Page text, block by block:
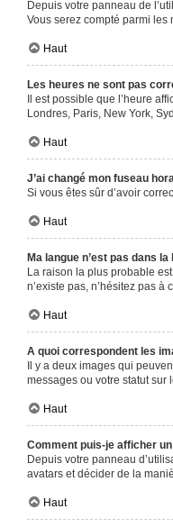
Depuis votre panneau de
Vous serez compté parmi les
Haut
Les heures ne sont pas
Il est possible que l’heure
Londres, Paris, New York,
Haut
J’ai changé mon fuseau
Si vous êtes sûr d’avoir
Haut
Ma langue n’est pas dans la
La raison la plus probable
n’existe pas, n’hésitez pas
Haut
A quoi correspondent les
Il y a deux images qui
messages ou votre statut sur
Haut
Comment puis-je afficher
Depuis votre panneau
avatars et décider de la
Haut